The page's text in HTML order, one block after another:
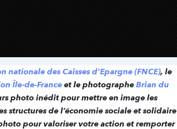
nationale des Caisses d'Epargne (FNCE), le
Île-de-France et le photographe Brian du
photo inédit pour mettre en image les
structures de l’économie sociale et solidaire
pour valoriser votre action et remporter